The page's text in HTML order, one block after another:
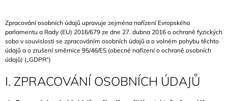
Zpracování osobních údajů upravuje zejména nařízení Evropského
parlamentu a Rady (EU) 2016/679 ze dne 27. dubna 2016 o ochraně fyzických
sobo v souvislosti se zpracováním osobních údajů a o volném pohybu těchto
údajů a o zrušení směrnice 95/46/ES (obecné nařízení o ochraně osobních
údajů) („GDPR“)
I. ZPRACOVÁNÍ OSOBNÍCH ÚDAJŮ
T
?